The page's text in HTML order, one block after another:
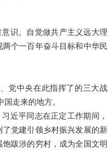
识。自觉做共产主义远大理
个一百年奋斗目标和中华民
党中央在此指挥了的三大战
走来的地方。
习近平同志在正定工作期间，
党建引领乡村振兴发展的新
跋涉的穷村，成为全国文明